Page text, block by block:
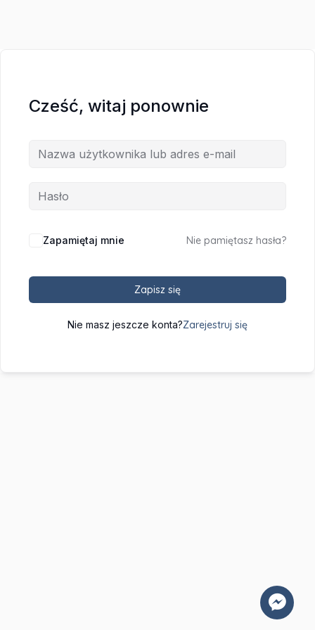
Cześć, witaj ponownie
Zapamiętaj mnie Nie pamiętasz hasła?
Zapisz się
Nie masz jeszcze konta?Zarejestruj się